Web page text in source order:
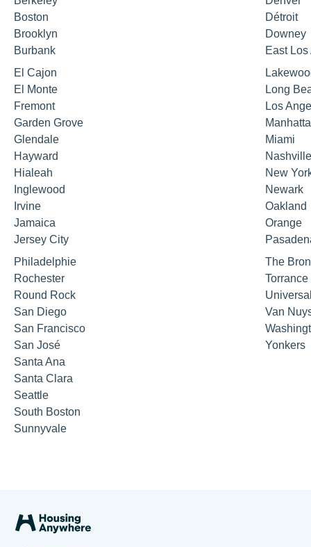
Boston
Brooklyn
Burbank
Détroit
Downey
East
El Cajon
El Monte
Fremont
Garden Grove
Glendale
Hayward
Hialeah
Inglewood
Irvine
Jamaica
Jersey City
Long
Los
Miami
Nashville
New
Newark
Oakland
Orange
Philadelphie
Rochester
Round Rock
San Diego
San Francisco
San José
Santa Ana
Santa Clara
Seattle
South Boston
Sunnyvale
The
Torrance
Van
Yonkers